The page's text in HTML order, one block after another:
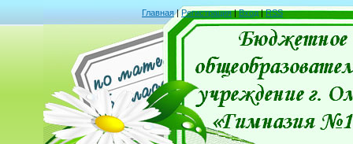
Главная|Регистрация|Вход|RSS